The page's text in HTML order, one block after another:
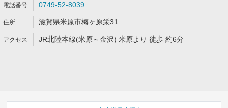
0749-52-8039
滋賀県米原市梅ヶ原栄31
JR北陸本線(米原～金沢) 米原より 徒歩 約6分